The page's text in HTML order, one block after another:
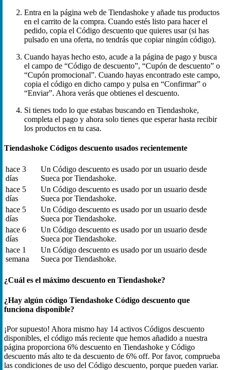
Entra en la página web de Tiendashoke y añade tus productos
en el carrito de la compra. Cuando estés listo para hacer el
pedido, copia el Código descuento que quieres usar (si has
pulsado en una oferta, no tendrás que copiar ningún código).
Cuando hayas hecho esto, acude a la página de pago y busca
el campo de “Código de descuento”, “Cupón de descuento” o
“Cupón promocional”. Cuando hayas encontrado este campo,
copia el código en dicho campo y pulsa en “Confirmar” o
“Enviar”. Ahora verás que obtienes el descuento.
Si tienes todo lo que estabas buscando en Tiendashoke,
completa el pago y ahora solo tienes que esperar hasta recibir
los productos en tu casa.
Tiendashoke Códigos descuento usados recientemente
hace 3
días
Un Código descuento es usado por un usuario desde
Sueca por Tiendashoke.
hace 5
días
Un Código descuento es usado por un usuario desde
Sueca por Tiendashoke.
hace 5
días
Un Código descuento es usado por un usuario desde
Sueca por Tiendashoke.
hace 6
días
Un Código descuento es usado por un usuario desde
Sueca por Tiendashoke.
hace 1
semana
Un Código descuento es usado por un usuario desde
Sueca por Tiendashoke.
¿Cuál es el máximo descuento en Tiendashoke?
¿Hay algún código Tiendashoke Código descuento que
funciona disponible?
¡Por supuesto! Ahora mismo hay 14 activos Códigos descuento
disponibles, el código más reciente que hemos añadido a nuestra
página proporciona 6% descuento en Tiendashoke y Código
descuento más alto te da descuento de 6% off. Por favor, comprueba
las condiciones de uso del Código descuento, porque pueden variar.